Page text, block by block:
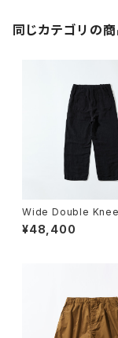
同じカテゴリの
Wide Double
¥48,400